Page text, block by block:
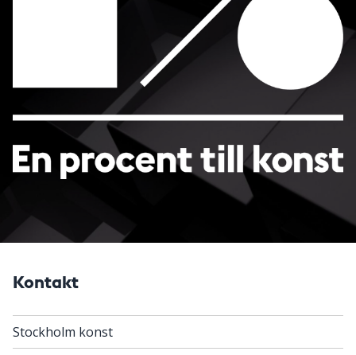
Kontakt
Stockholm konst